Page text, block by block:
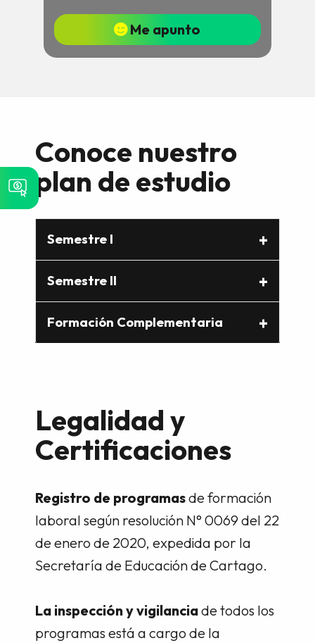
Me apunto
Conoce nuestro
plan de estudio
Semestre I
Semestre II
Formación Complementaria
Legalidad y
Certificaciones
Registro de programasde formación
laboral según resolución N° 0069 del 22
de enero de 2020, expedida por la
Secretaría de Educación de Cartago.
La inspección y vigilanciade todos los
programas está a cargo de la